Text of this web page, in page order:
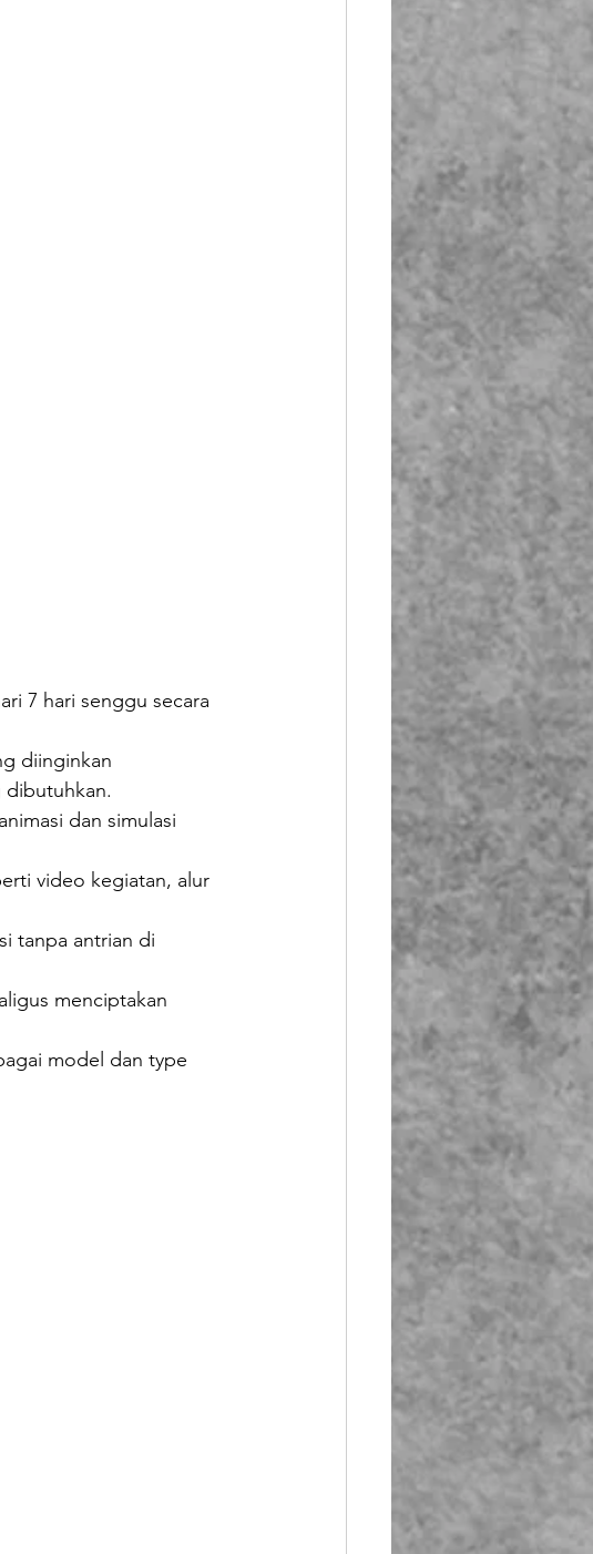
7 hari senggu secara
diinginkan
dibutuhkan.
dan simulasi
video kegiatan, alur
tanpa antrian di
menciptakan
model dan type